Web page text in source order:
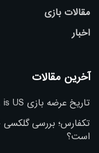
مقالات بازی
اخبار
آخرین مقالات
تاریخ عرضه بازی HELL is US فاش شد
است؟